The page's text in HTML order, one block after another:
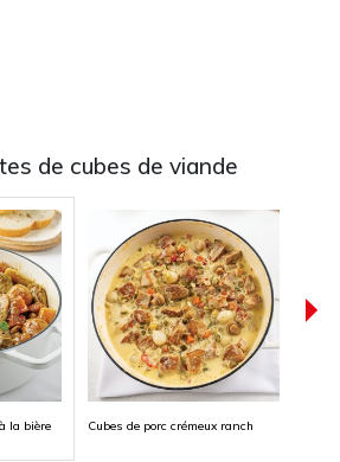
de cubes de viande
la bière
Cubes de porc crémeux ranch